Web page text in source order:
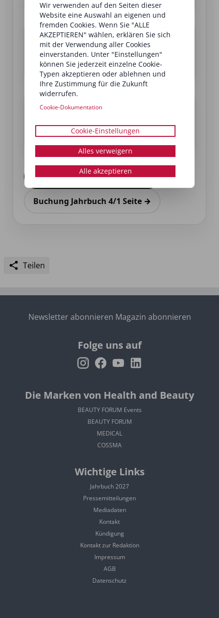
E-Magazine
Online-Veröffentlichung mit interaktiven
Möglichkeiten, z. B. klickbaren
Verlinkungen.
Für Marken & Institute
Kampagnen, Produkteinführungen und
zur Leadgenerierung.
Buchung Jahrbuch 2/1 Seite →
Buchung Jahrbuch 4/1 Seite →
Teilen
Newsletter abonnieren Magazin abonnieren
Folge uns auf
Die Marken von Health and Beauty
BEAUTY FORUM Events
BEAUTY FORUM
MEDICAL
COSSMA
Wichtige Links
Jahrbuch 2027
Pressemitteilungen
Mediadaten
Kontakt
Kündigung
Kontakt zur Redaktion
Impressum
AGB
Datenschutz
Wir verwenden auf den Seiten dieser
Website eine Auswahl an eigenen und
fremden Cookies. Wenn Sie "ALLE
AKZEPTIEREN" wählen, erklären Sie sich
mit der Verwendung aller Cookies
einverstanden. Unter "Einstellungen"
können Sie jederzeit einzelne Cookie-
Typen akzeptieren oder ablehnen und
Ihre Zustimmung für die Zukunft
widerrufen.
Cookie-Dokumentation
Cookie-Einstellungen
Alles verweigern
Alle akzeptieren